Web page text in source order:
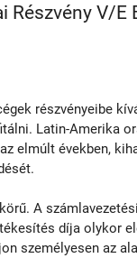
Részvény V/E
részvényeibe
Latin-Amerika
elmúlt években,
A
díja olykor
személyesen az